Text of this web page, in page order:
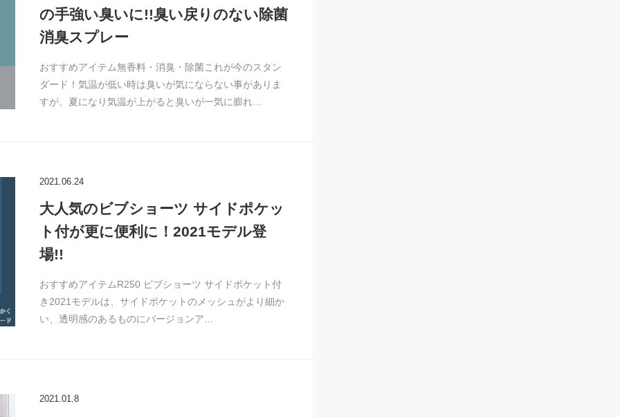
の手強い臭いに!!臭い戻りのない除菌
消臭スプレー
おすすめアイテム無香料・消臭・除菌これが今のスタン
ダード！気温が低い時は臭いが気にならない事がありま
すが、夏になり気温が上がると臭いが一気に膨れ…
2021.06.24
大人気のビブショーツ サイドポケッ
ト付が更に便利に！2021モデル登
場!!
おすすめアイテムR250 ビブショーツ サイドポケット付
き2021モデルは、サイドポケットのメッシュがより細か
い、透明感のあるものにバージョンア…
2021.01.8